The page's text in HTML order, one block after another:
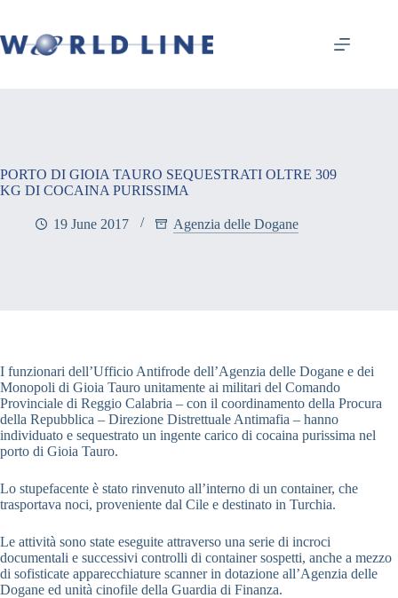
PORTO DI GIOIA TAURO SEQUESTRATI OLTRE 309
KG DI COCAINA PURISSIMA
19 June 2017 Agenzia delle Dogane
I funzionari dell’Ufficio Antifrode dell’Agenzia delle Dogane e dei
Monopoli di Gioia Tauro unitamente ai militari del Comando
Provinciale di Reggio Calabria – con il coordinamento della Procura
della Repubblica – Direzione Distrettuale Antimafia – hanno
individuato e sequestrato un ingente carico di cocaina purissima nel
porto di Gioia Tauro.
Lo stupefacente è stato rinvenuto all’interno di un container, che
trasportava noci, proveniente dal Cile e destinato in Turchia.
Le attività sono state eseguite attraverso una serie di incroci
documentali e successivi controlli di container sospetti, anche a mezzo
di sofisticate apparecchiature scanner in dotazione all’Agenzia delle
Dogane ed unità cinofile della Guardia di Finanza.